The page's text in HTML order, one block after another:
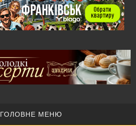
ГОЛОВНЕ МЕНЮ